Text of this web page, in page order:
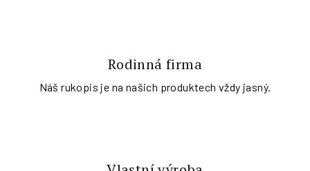
Rodinná firma
Náš rukopis je na našich produktech vždy jasný.